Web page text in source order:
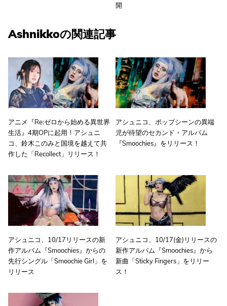
開
Ashnikkoの関連記事
アニメ『Re:ゼロから始める異世界
生活』4期OPに起用！アシュニ
コ、鈴木このみと国境を越えて共
作した「Recollect」リリース！
アシュニコ、ポップシーンの異端
児が待望のセカンド・アルバム
『Smoochies』をリリース！
アシュニコ、10/17リリースの新
作アルバム『Smoochies』からの
先行シングル「Smoochie Girl」を
リリース
アシュニコ、10/17(金)リリースの
新作アルバム『Smoochies』から
新曲「Sticky Fingers」をリリー
ス！